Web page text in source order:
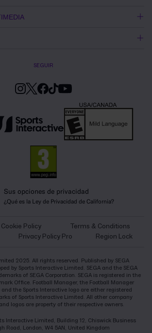
SEGUIR
Sus opciones de privacidad
¿Qué es la Ley de Privacidad de California?
Cookie Policy
Terms & Conditions
Privacy Policy Pro Region Lock
2025. All rights reserved. Published by SEGA
by Sports Interactive Limited. SEGA and the SEGA
of SEGA Corporation. SEGA is registered in the
Office. Football Manager, the Football Manager
the Sports Interactive logo are either registered
of Sports Interactive Limited. All other company
logos are property of their respective owners.
Interactive Limited, Building 12, Chiswick Business
Road, London, W4 5AN, United Kingdom